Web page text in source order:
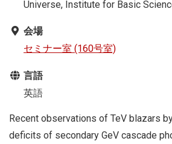
Universe, Institute for Basic
会場
セミナー室 (160号室)
言語
英語
Recent observations of TeV blazars
deficits of secondary GeV cascade